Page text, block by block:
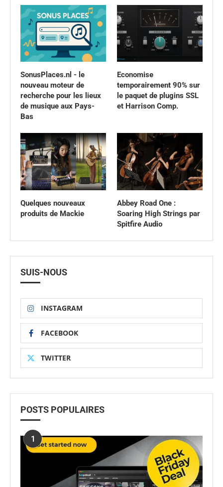
SonusPlaces.nl - le
nouveau moteur de
recherche pour les lieux
de musique aux Pays-
Bas
Economise
temporairement 90% sur
le paquet de plugins SSL
et Harrison Comp.
Quelques nouveaux
produits de Mackie
Abbey Road One :
Soaring High Strings par
Spitfire Audio
SUIS-NOUS
INSTAGRAM
FACEBOOK
TWITTER
POSTS POPULAIRES
1